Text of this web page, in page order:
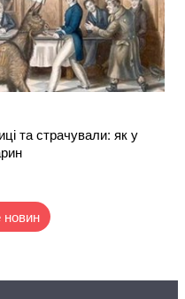
та страчували: як у
новин